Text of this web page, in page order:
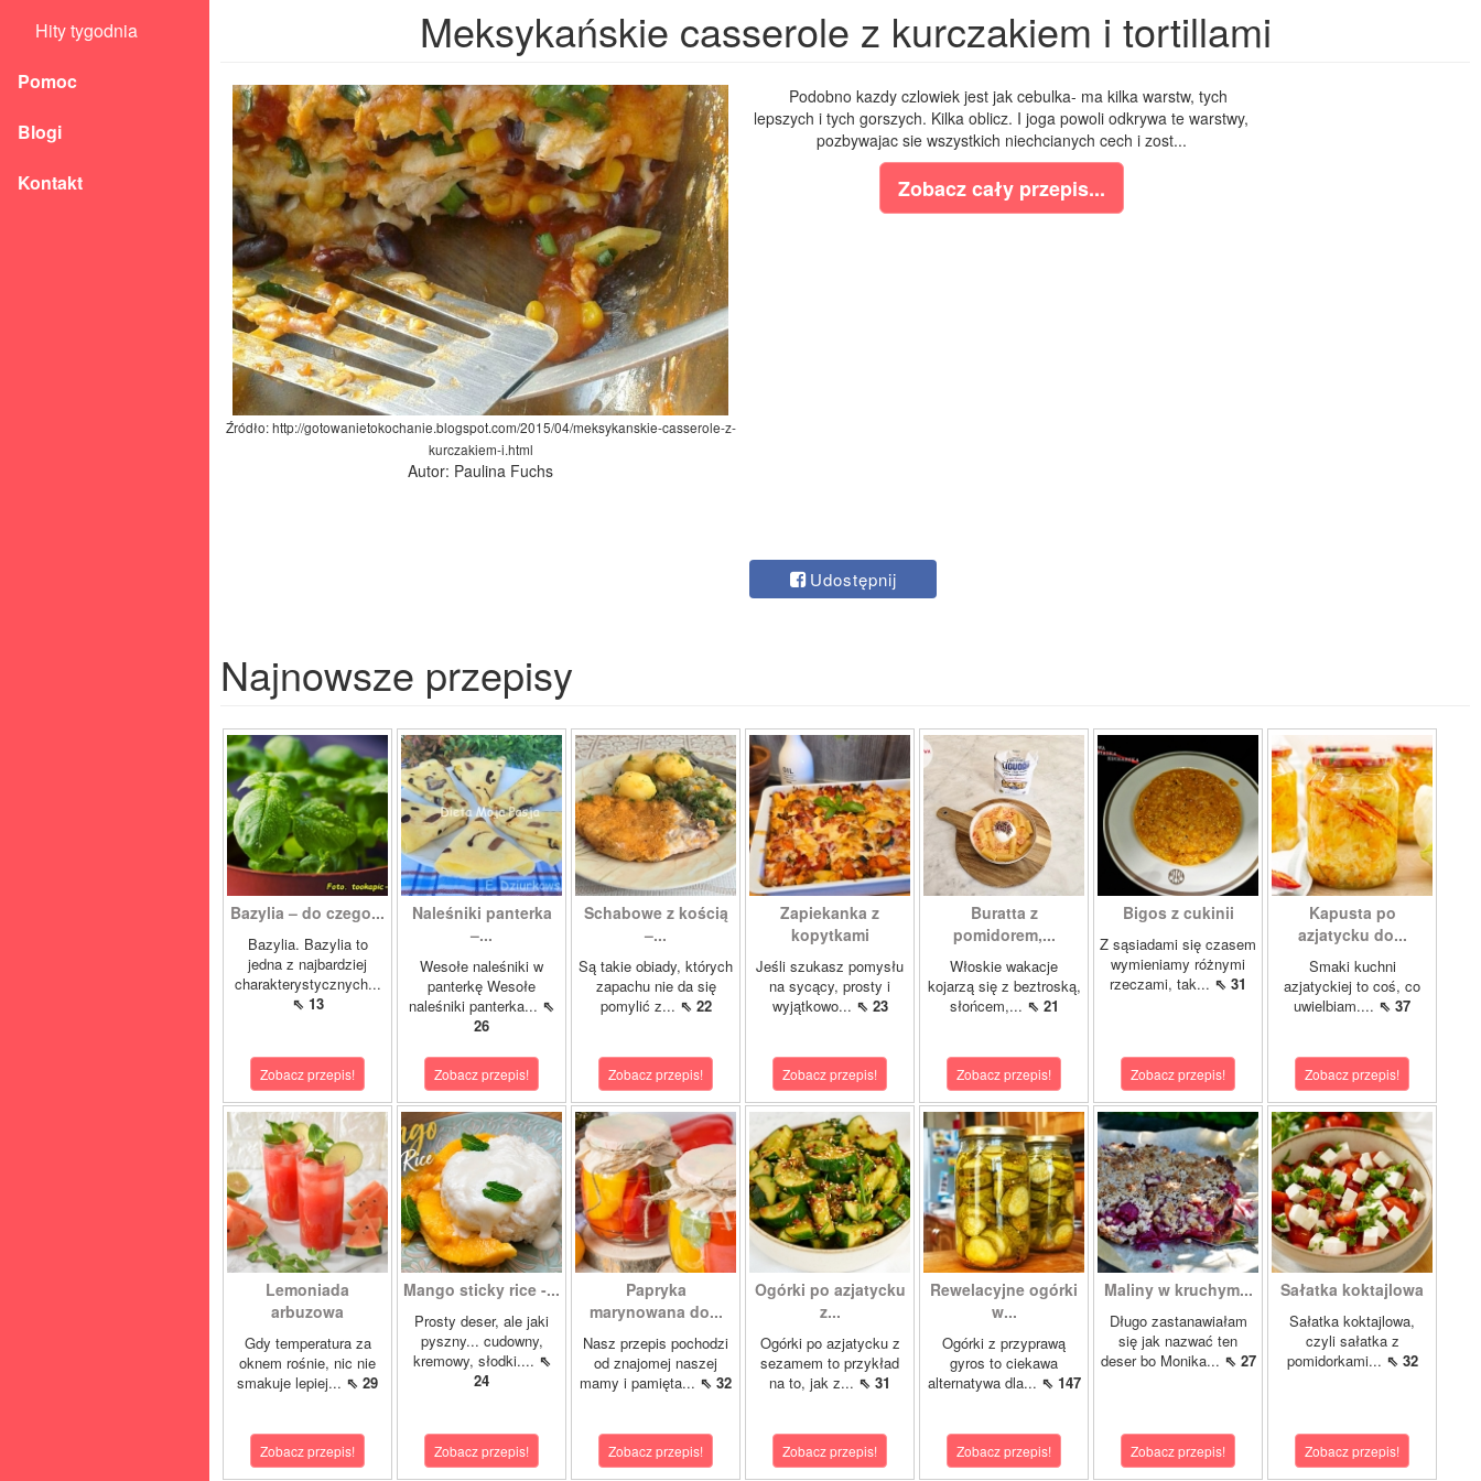
Hity tygodnia
Pomoc
Blogi
Kontakt
Meksykańskie casserole z kurczakiem i tortillami
Źródło: http://gotowanietokochanie.blogspot.com/2015/04/meksykanskie-casserole-z-
kurczakiem-i.html
Autor: Paulina Fuchs
Podobno kazdy czlowiek jest jak cebulka- ma kilka warstw, tych
lepszych i tych gorszych. Kilka oblicz. I joga powoli odkrywa te warstwy,
pozbywajac sie wszystkich niechcianych cech i zost...
Zobacz cały przepis...
Udostępnij
Najnowsze przepisy
Bazylia – do czego...
Bazylia. Bazylia to
jedna z najbardziej
charakterystycznych...
⇖ 13
Zobacz przepis!
Naleśniki panterka
–...
Wesołe naleśniki w
panterkę Wesołe
naleśniki panterka... ⇖
26
Zobacz przepis!
Schabowe z kością
–...
Są takie obiady, których
zapachu nie da się
pomylić z... ⇖ 22
Zobacz przepis!
Zapiekanka z
kopytkami
Jeśli szukasz pomysłu
na sycący, prosty i
wyjątkowo... ⇖ 23
Zobacz przepis!
Buratta z
pomidorem,...
Włoskie wakacje
kojarzą się z beztroską,
słońcem,... ⇖ 21
Zobacz przepis!
Bigos z cukinii
Z sąsiadami się czasem
wymieniamy różnymi
rzeczami, tak... ⇖ 31
Zobacz przepis!
Kapusta po
azjatycku do...
Smaki kuchni
azjatyckiej to coś, co
uwielbiam.... ⇖ 37
Zobacz przepis!
Lemoniada
arbuzowa
Gdy temperatura za
oknem rośnie, nic nie
smakuje lepiej... ⇖ 29
Zobacz przepis!
Mango sticky rice -...
Prosty deser, ale jaki
pyszny... cudowny,
kremowy, słodki.... ⇖
24
Zobacz przepis!
Papryka
marynowana do...
Nasz przepis pochodzi
od znajomej naszej
mamy i pamięta... ⇖ 32
Zobacz przepis!
Ogórki po azjatycku
z...
Ogórki po azjatycku z
sezamem to przykład
na to, jak z... ⇖ 31
Zobacz przepis!
Rewelacyjne ogórki
w...
Ogórki z przyprawą
gyros to ciekawa
alternatywa dla... ⇖ 147
Zobacz przepis!
Maliny w kruchym...
Długo zastanawiałam
się jak nazwać ten
deser bo Monika... ⇖ 27
Zobacz przepis!
Sałatka koktajlowa
Sałatka koktajlowa,
czyli sałatka z
pomidorkami... ⇖ 32
Zobacz przepis!